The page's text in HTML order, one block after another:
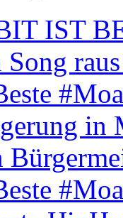
IST
in